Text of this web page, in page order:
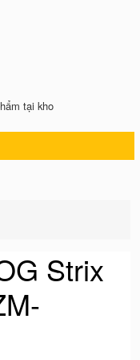
tại kho
Strix